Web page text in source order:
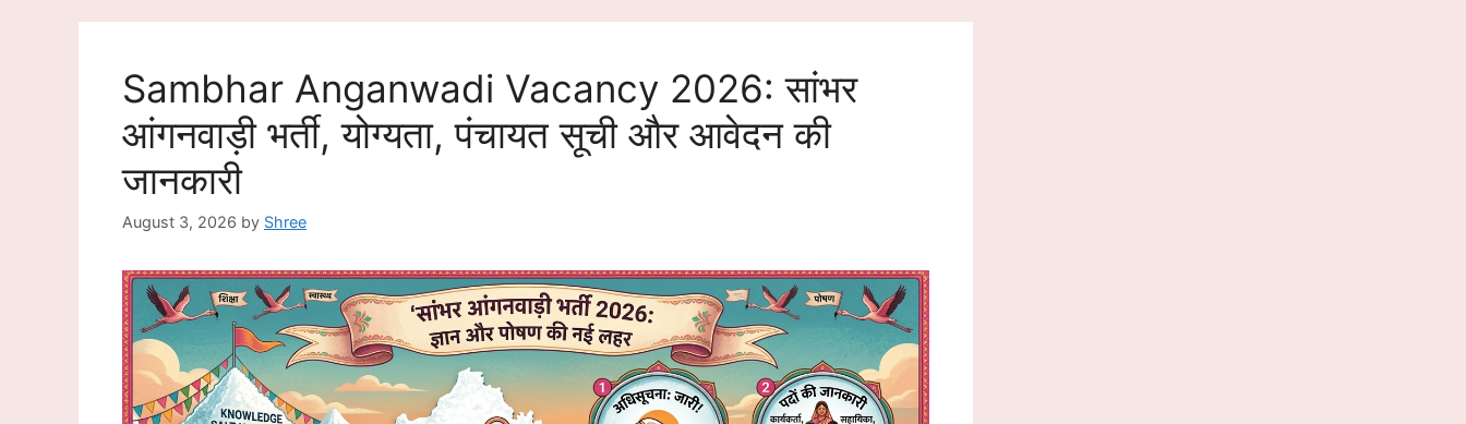
Sambhar Anganwadi Vacancy 2026: सांभर
आंगनवाड़ी भर्ती, योग्यता, पंचायत सूची और आवेदन की
जानकारी
August 3, 2026 by Shree